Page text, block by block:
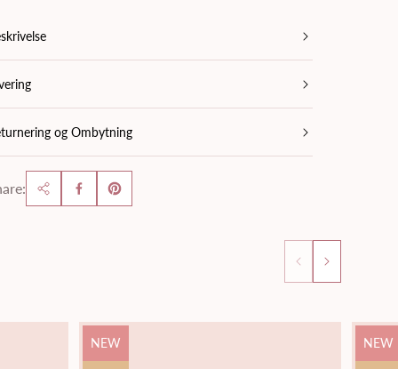
og Ombytning
Product
NEW NEW